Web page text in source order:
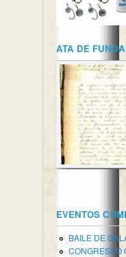
ATA DE
EVENTOS
BAILE DE
CONGRESSO